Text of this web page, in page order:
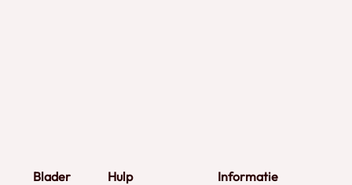
Blader Hulp Informatie